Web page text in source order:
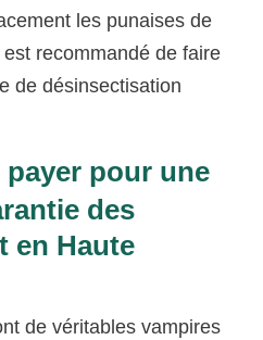
les punaises de
recommandé de faire
de désinsectisation
pour une
des
en Haute
de véritables vampires